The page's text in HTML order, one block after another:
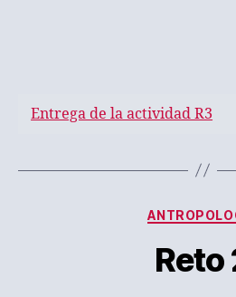
Entrega de la actividad R3
Reto